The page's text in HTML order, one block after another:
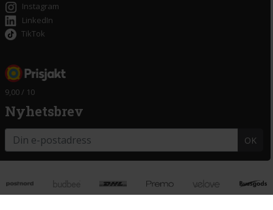
Instagram
LinkedIn
TikTok
9,00 / 10
Nyhetsbrev
OK